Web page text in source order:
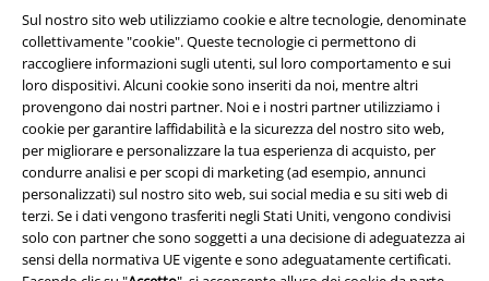
Sul nostro sito web utilizziamo cookie e altre tecnologie, denominate
collettivamente "cookie". Queste tecnologie ci permettono di
raccogliere informazioni sugli utenti, sul loro comportamento e sui
loro dispositivi. Alcuni cookie sono inseriti da noi, mentre altri
provengono dai nostri partner. Noi e i nostri partner utilizziamo i
cookie per garantire laffidabilità e la sicurezza del nostro sito web,
per migliorare e personalizzare la tua esperienza di acquisto, per
condurre analisi e per scopi di marketing (ad esempio, annunci
personalizzati) sul nostro sito web, sui social media e su siti web di
terzi. Se i dati vengono trasferiti negli Stati Uniti, vengono condivisi
solo con partner che sono soggetti a una decisione di adeguatezza ai
sensi della normativa UE vigente e sono adeguatamente certificati.
App EMP
Scarica la nuova app di EMP!
A Warner Music Group Company